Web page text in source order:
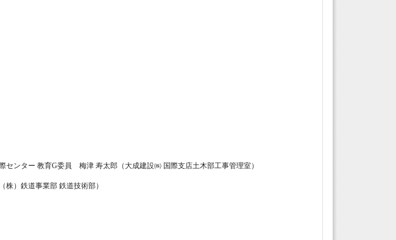
ンター 教育G委員 梅津 寿太郎（大成建設㈱ 国際支店土木部工事管理室）
）鉄道事業部 鉄道技術部）